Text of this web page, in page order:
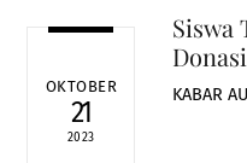
OKTOBER
21
2023
Siswa
KABAR